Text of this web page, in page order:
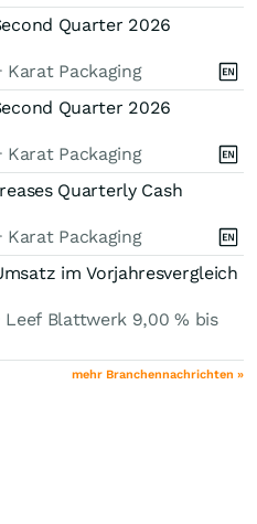
Quarter 2026
Karat Packaging
Quarter 2026
Karat Packaging
Quarterly Cash
Karat Packaging
im Vorjahresvergleich
Leef Blattwerk 9,00 % bis
mehr Branchennachrichten »